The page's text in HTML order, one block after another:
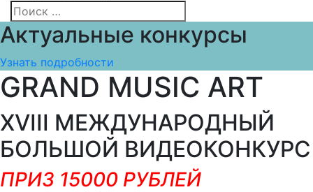
Актуальные конкурсы
Узнать подробности
GRAND MUSIC ART
XVIII МЕЖДУНАРОДНЫЙ
БОЛЬШОЙ ВИДЕОКОНКУРС
ПРИЗ 15000 РУБЛЕЙ